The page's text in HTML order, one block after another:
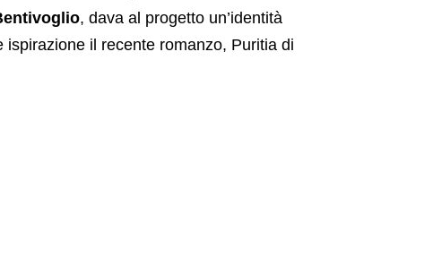
, dava al progetto un’identità
il recente romanzo, Puritia di